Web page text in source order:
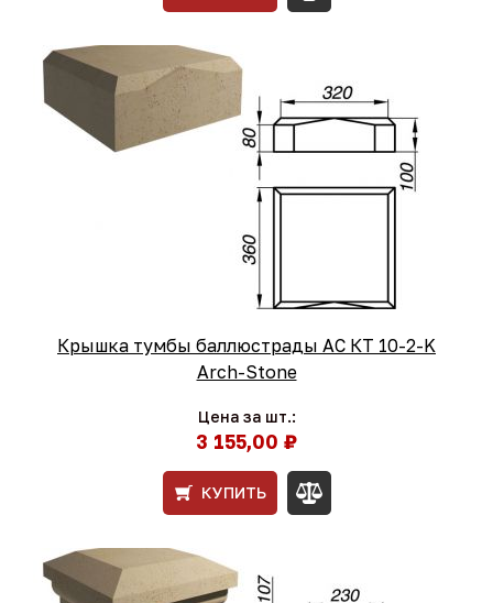
Крышка тумбы баллюстрады АС КТ 10-2-K
Arch-Stone
Цена за шт.:
3 155,00 ₽
КУПИТЬ